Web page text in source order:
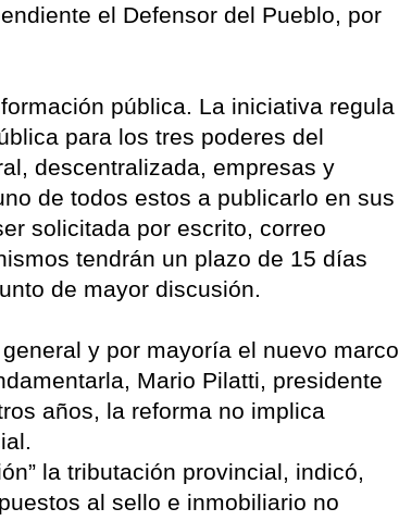
el Defensor del Pueblo, por
pública. La iniciativa regula
para los tres poderes del
descentralizada, empresas y
de todos estos a publicarlo en sus
solicitada por escrito, correo
tendrán un plazo de 15 días
de mayor discusión.
y por mayoría el nuevo marco
Mario Pilatti, presidente
años, la reforma no implica
la tributación provincial, indicó,
al sello e inmobiliario no